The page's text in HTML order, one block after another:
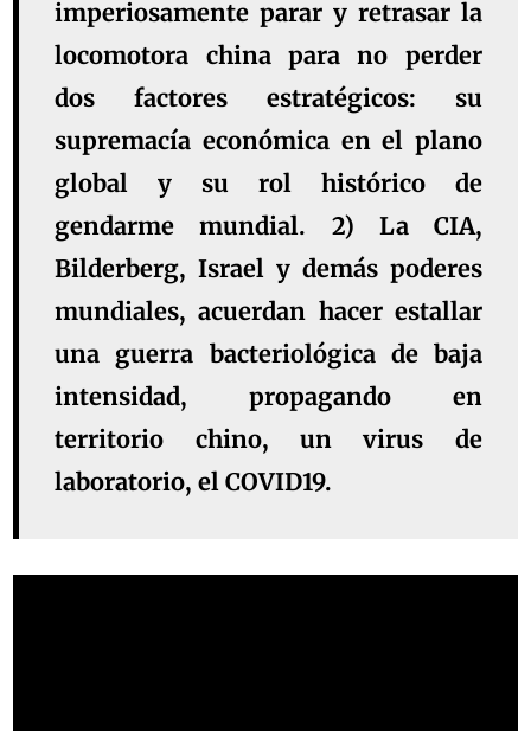
imperiosamente parar y retrasar la
locomotora china para no perder
dos factores estratégicos: su
supremacía económica en el plano
global y su rol histórico de
gendarme mundial. 2) La CIA,
Bilderberg, Israel y demás poderes
mundiales, acuerdan hacer estallar
una guerra bacteriológica de baja
intensidad, propagando en
territorio chino, un virus de
laboratorio, el COVID19.